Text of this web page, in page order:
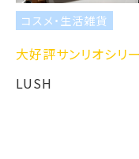
コスメ・生活雑貨
大好評サンリオシリ
LUSH